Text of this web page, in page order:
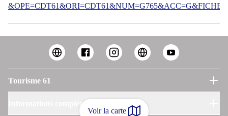
Voir la carte
Tourisme 61
Informations complémentaires